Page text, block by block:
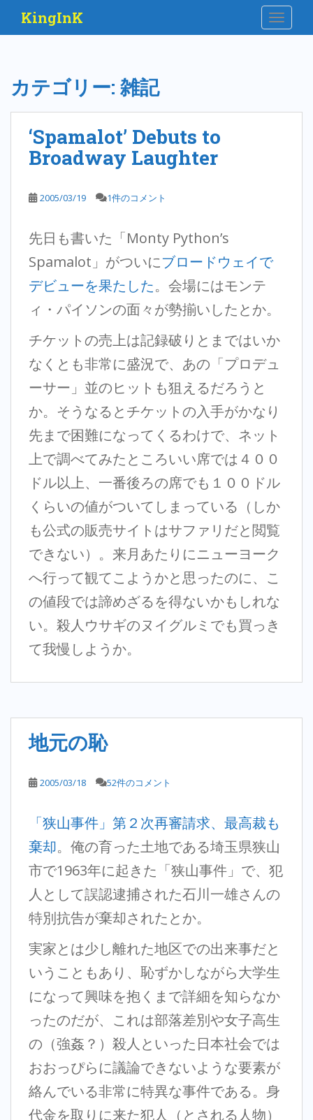
i
KingInK
カテゴリー: 雑記
‘Spamalot’ Debuts to
Broadway Laughter
2005/03/19 1件のコメント
先日も書いた「Monty Python’s
Spamalot」がついにブロードウェイで
デビューを果たした。会場にはモンテ
ィ・パイソンの面々が勢揃いしたとか。
チケットの売上は記録破りとまではいか
なくとも非常に盛況で、あの「プロデュ
ーサー」並のヒットも狙えるだろうと
か。そうなるとチケットの入手がかなり
先まで困難になってくるわけで、ネット
上で調べてみたところいい席では４００
ドル以上、一番後ろの席でも１００ドル
くらいの値がついてしまっている（しか
も公式の販売サイトはサファリだと閲覧
できない）。来月あたりにニューヨーク
へ行って観てこようかと思ったのに、こ
の値段では諦めざるを得ないかもしれな
い。殺人ウサギのヌイグルミでも買っき
て我慢しようか。
地元の恥
2005/03/18 52件のコメント
「狭山事件」第２次再審請求、最高裁も
棄却。俺の育った土地である埼玉県狭山
市で1963年に起きた「狭山事件」で、犯
人として誤認逮捕された石川一雄さんの
特別抗告が棄却されたとか。
実家とは少し離れた地区での出来事だと
いうこともあり、恥ずかしながら大学生
になって興味を抱くまで詳細を知らなか
ったのだが、これは部落差別や女子高生
の（強姦？）殺人といった日本社会では
おおっぴらに議論できないような要素が
絡んでいる非常に特異な事件である。身
代金を取りに来た犯人（とされる人物）